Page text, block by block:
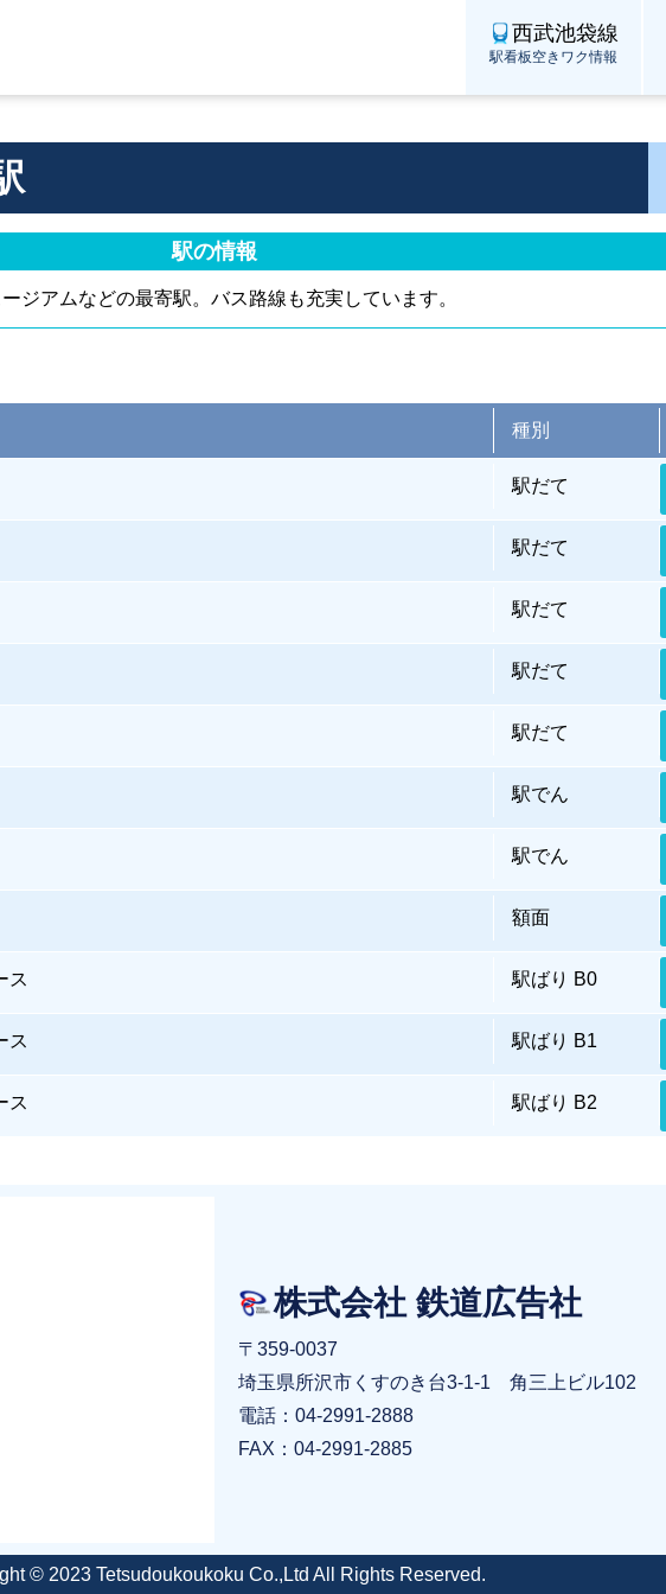
西武池袋線
駅看板空きワク情報
駅の情報
ジアムなどの最寄駅。バス路線も充実しています。
種別
駅だて
駅だて
駅だて
駅だて
駅だて
駅でん
駅でん
額面
ス 駅ばり B0
ス 駅ばり B1
ス 駅ばり B2
株式会社 鉄道広告社
〒359-0037
埼玉県所沢市くすのき台3-1-1 角三上ビル102
電話：04-2991-2888
FAX：04-2991-2885
© 2023 Tetsudoukoukoku Co.,Ltd All Rights Reserved.